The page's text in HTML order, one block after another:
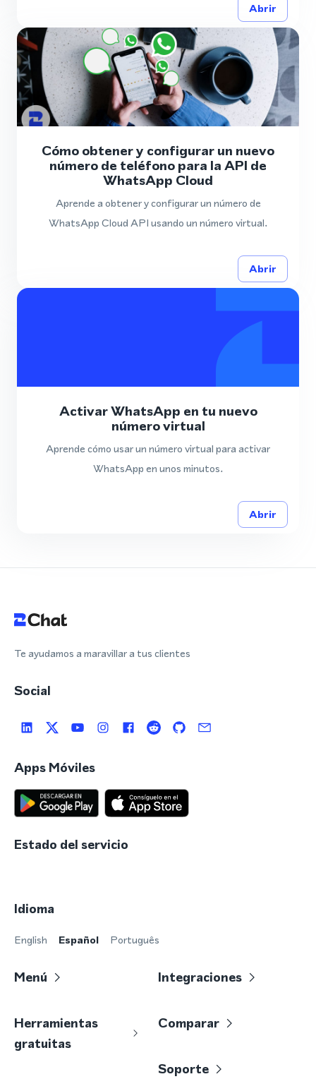
Abrir
Cómo obtener y configurar un nuevo
número de teléfono para la API de
WhatsApp Cloud
Aprende a obtener y configurar un número de
WhatsApp Cloud API usando un número virtual.
Abrir
Activar WhatsApp en tu nuevo
número virtual
Aprende cómo usar un número virtual para activar
WhatsApp en unos minutos.
Abrir
Te ayudamos a maravillar a tus clientes
Social
Apps Móviles
Estado del servicio
Idioma
English Español Português
Menú Integraciones
Herramientas
gratuitas
Comparar
Soporte